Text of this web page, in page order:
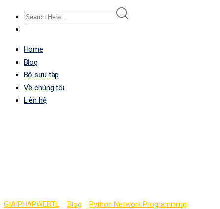
Home
Blog
Bộ sưu tập
Về chúng tôi
Liên hệ
GIAIPHAPWEBTL Blog Python Network Programming